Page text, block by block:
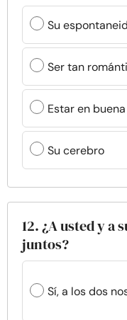
Su
Ser tan
Estar en
Su cerebro
12. ¿A usted y a
juntos?
Sí, a los dos